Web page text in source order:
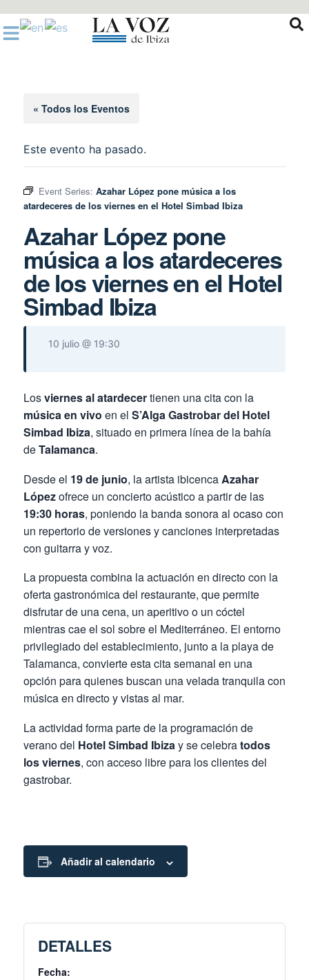
al
contenido
« Todos los Eventos
Este evento ha pasado.
Event Series: Azahar López pone música a los
atardeceres de los viernes en el Hotel Simbad Ibiza
Azahar López pone
música a los atardeceres
de los viernes en el Hotel
Simbad Ibiza
10 julio @ 19:30
Losviernes al atardecertienen una cita con la
música en vivo en el S’Alga Gastrobar del Hotel
Simbad Ibiza, situado en primera línea de la bahía
deTalamanca.
Desde el 19 de junio, la artista ibicenca Azahar
Lópezofrece un concierto acústico a partir de las
19:30 horas, poniendo la banda sonora al ocaso con
un repertorio de versiones y canciones interpretadas
con guitarra y voz.
La propuesta combina la actuación en directo con la
oferta gastronómica del restaurante, que permite
disfrutar de una cena, un aperitivo o un cóctel
mientras cae el sol sobre el Mediterráneo. El entorno
privilegiado del establecimiento, junto a la playa de
Talamanca, convierte esta cita semanal en una
opción para quienes buscan una velada tranquila con
música en directo y vistas al mar.
La actividad forma parte de la programación de
verano del Hotel Simbad Ibizay se celebratodos
los viernes, con acceso libre para los clientes del
gastrobar.
Añadir al calendario
DETALLES
Fecha: